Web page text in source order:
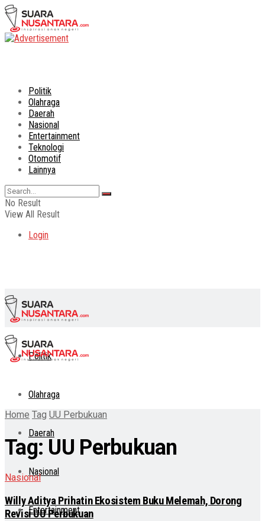
Politik
Olahraga
Daerah
Nasional
Entertainment
Teknologi
Otomotif
Lainnya
No Result
View All Result
Login
Politik
Olahraga
Daerah
Nasional
Entertainment
Home Tag UU Perbukuan
Tag: UU Perbukuan
Nasional
Willy Aditya Prihatin Ekosistem Buku Melemah, Dorong
Revisi UU Perbukuan